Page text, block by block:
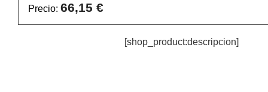
Precio: 66,15 €
[shop_product:descripcion]